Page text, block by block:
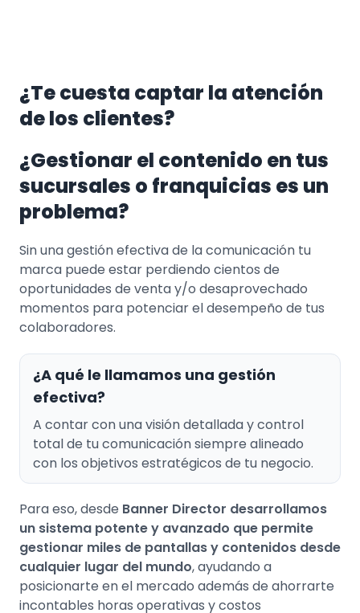
¿Te cuesta captar la atención
de los clientes?
¿Gestionar el contenido en tus
sucursales o franquicias es un
problema?
Sin una gestión efectiva de la comunicación tu
marca puede estar perdiendo cientos de
oportunidades de venta y/o desaprovechado
momentos para potenciar el desempeño de tus
colaboradores.
¿A qué le llamamos una gestión
efectiva?
A contar con una visión detallada y control
total de tu comunicación siempre alineado
con los objetivos estratégicos de tu negocio.
Para eso, desde Banner Director desarrollamos
un sistema potente y avanzado que permite
gestionar miles de pantallas y contenidos desde
cualquier lugar del mundo, ayudando a
posicionarte en el mercado además de ahorrarte
incontables horas operativas y costos